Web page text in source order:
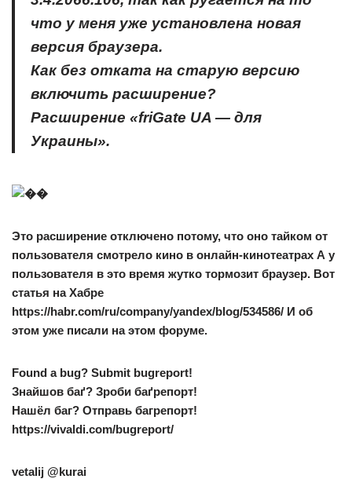
что у меня уже установлена новая
версия браузера.
Как без отката на старую версию
включить расширение?
Расширение «friGate UA — для
Украины».
Это расширение отключено потому, что оно тайком от
пользователя смотрело кино в онлайн-кинотеатрах А у
пользователя в это время жутко тормозит браузер. Вот
статья на Хабре
https://habr.com/ru/company/yandex/blog/534586/ И об
этом уже писали на этом форуме.
Found a bug? Submit bugreport!
Знайшов баґ? Зроби баґрепорт!
Нашёл баг? Отправь багрепорт!
https://vivaldi.com/bugreport/
vetalij @kurai